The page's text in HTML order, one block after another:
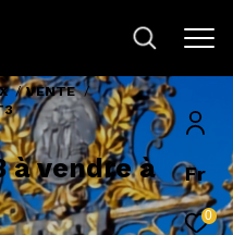
Fr
0
VENTE
à vendre à